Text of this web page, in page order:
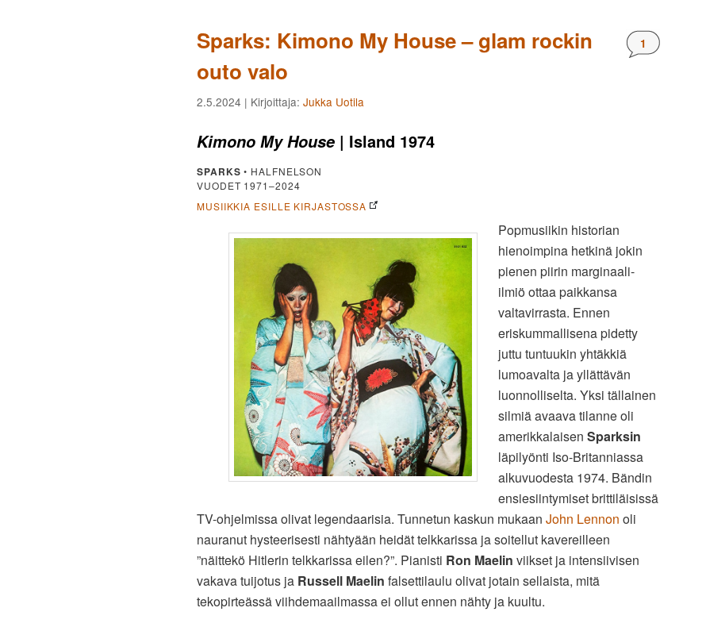
Sparks: Kimono My House – glam rockin
outo valo
Kommentteja:
1
2.5.2024 | Kirjoittaja: Jukka Uotila
Kimono My House | Island 1974
SPARKS • HALFNELSON
VUODET 1971–2024
MUSIIKKIA ESILLE KIRJASTOSSA
Popmusiikin historian
hienoimpina hetkinä jokin
pienen piirin marginaali-
ilmiö ottaa paikkansa
valtavirrasta. Ennen
eriskummallisena pidetty
juttu tuntuukin yhtäkkiä
lumoavalta ja yllättävän
luonnolliselta. Yksi tällainen
silmiä avaava tilanne oli
amerikkalaisen Sparksin
läpilyönti Iso-Britanniassa
alkuvuodesta 1974. Bändin
ensiesiintymiset brittiläisissä
TV-ohjelmissa olivat legendaarisia. Tunnetun kaskun mukaan John Lennon oli
nauranut hysteerisesti nähtyään heidät telkkarissa ja soitellut kavereilleen
”näittekö Hitlerin telkkarissa eilen?”. Pianisti Ron Maelin viikset ja intensiivisen
vakava tuijotus ja Russell Maelin falsettilaulu olivat jotain sellaista, mitä
tekopirteässä viihdemaailmassa ei ollut ennen nähty ja kuultu.